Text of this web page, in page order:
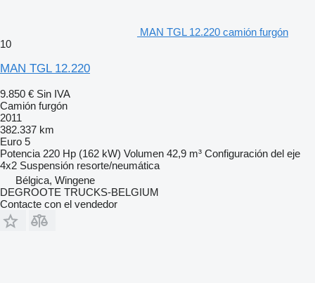
MAN TGL 12.220 camión furgón
10
MAN TGL 12.220
9.850 € Sin IVA
Camión furgón
2011
382.337 km
Euro 5
Potencia 220 Hp (162 kW) Volumen 42,9 m³ Configuración del eje
4x2 Suspensión resorte/neumática
Bélgica, Wingene
DEGROOTE TRUCKS-BELGIUM
Contacte con el vendedor